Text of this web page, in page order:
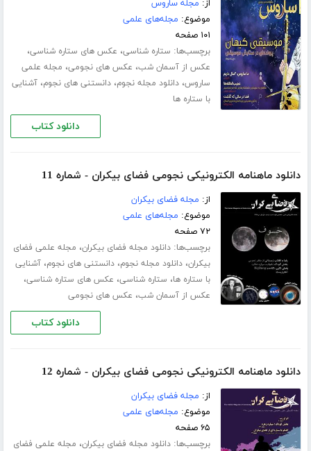
از: مجله ساروس
موضوع: مجله‌های علمی
۱۰۱ صفحه
برچسب‌ها: ستاره شناسی، عکس های ستاره شناسی،
عکس از آسمان شب، عکس های نجومی، مجله علمی
ساروس،دانلود مجله نجوم،دانستنی های نجوم،آشنایی
با ستاره ها
دانلود کتاب
دانلود ماهنامه الکترونیکی نجومی فضای بیکران - شماره 11
از: مجله فضای بیکران
موضوع: مجله‌های علمی
۷۲ صفحه
برچسب‌ها:دانلود مجله فضای بیکران، مجله علمی فضای
بیکران،دانلود مجله نجوم،دانستنی های نجوم،آشنایی
با ستاره ها، ستاره شناسی، عکس های ستاره شناسی،
عکس از آسمان شب، عکس های نجومی
دانلود کتاب
دانلود ماهنامه الکترونیکی نجومی فضای بیکران - شماره 12
از: مجله فضای بیکران
موضوع: مجله‌های علمی
۶۵ صفحه
برچسب‌ها:دانلود مجله فضای بیکران، مجله علمی فضای